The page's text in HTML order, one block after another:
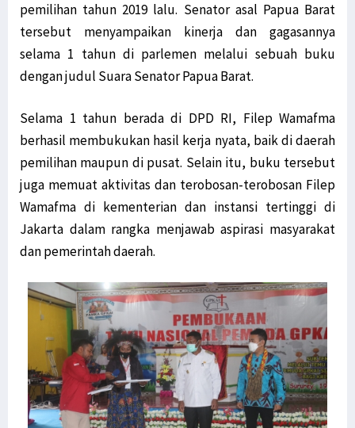
pemilihan tahun 2019 lalu. Senator asal Papua Barat
tersebut menyampaikan kinerja dan gagasannya
selama 1 tahun di parlemen melalui sebuah buku
dengan judul Suara Senator Papua Barat.
Selama 1 tahun berada di DPD RI, Filep Wamafma
berhasil membukukan hasil kerja nyata, baik di daerah
pemilihan maupun di pusat. Selain itu, buku tersebut
juga memuat aktivitas dan terobosan-terobosan Filep
Wamafma di kementerian dan instansi tertinggi di
Jakarta dalam rangka menjawab aspirasi masyarakat
dan pemerintah daerah.